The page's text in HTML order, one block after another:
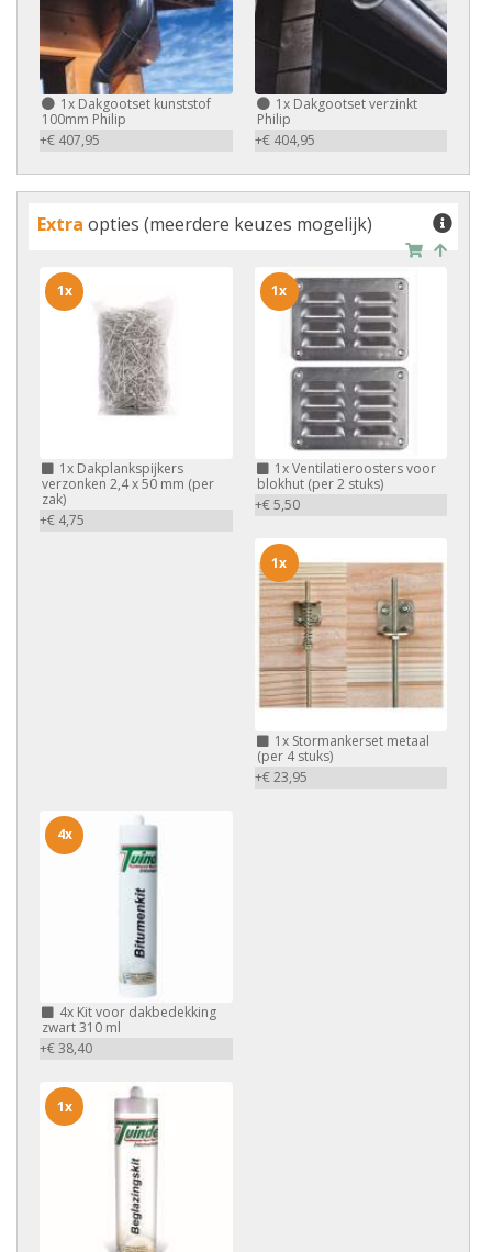
1x Dakgootset kunststof
100mm Philip
+€ 407,95
1xDakgootset verzinkt
Philip
+€ 404,95
Extra opties (meerdere keuzes mogelijk)
1x Dakplankspijkers
verzonken 2,4 x 50 mm (per
zak)
+€ 4,75
1x
1xVentilatieroosters voor
blokhut (per 2 stuks)
+€ 5,50
1x
1xStormankerset metaal
(per 4 stuks)
+€ 23,95
1x
4x Kit voor dakbedekking
zwart 310 ml
+€ 38,40
4x
1x